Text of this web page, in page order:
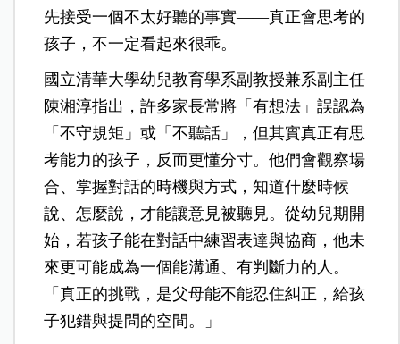
先接受一個不太好聽的事實——真正會思考的
孩子，不一定看起來很乖。
國立清華大學幼兒教育學系副教授兼系副主任
陳湘淳指出，許多家長常將「有想法」誤認為
「不守規矩」或「不聽話」，但其實真正有思
考能力的孩子，反而更懂分寸。他們會觀察場
合、掌握對話的時機與方式，知道什麼時候
說、怎麼說，才能讓意見被聽見。從幼兒期開
始，若孩子能在對話中練習表達與協商，他未
來更可能成為一個能溝通、有判斷力的人。
「真正的挑戰，是父母能不能忍住糾正，給孩
子犯錯與提問的空間。」